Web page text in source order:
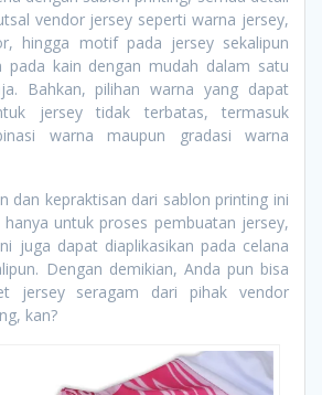
vendor jersey seperti warna jersey,
hingga motif pada jersey sekalipun
pada kain dengan mudah dalam satu
Bahkan, pilihan warna yang dapat
jersey tidak terbatas, termasuk
warna maupun gradasi warna
dan kepraktisan dari sablon printing ini
hanya untuk proses pembuatan jersey,
juga dapat diaplikasikan pada celana
Dengan demikian, Anda pun bisa
jersey seragam dari pihak vendor
kan?